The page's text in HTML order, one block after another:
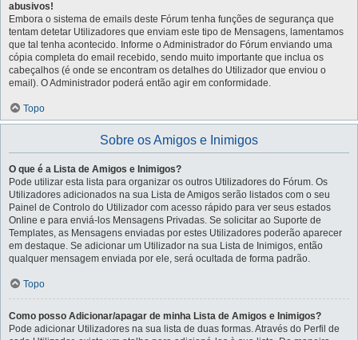
abusivos!
Embora o sistema de emails deste Fórum tenha funções de segurança que
tentam detetar Utilizadores que enviam este tipo de Mensagens, lamentamos
que tal tenha acontecido. Informe o Administrador do Fórum enviando uma
cópia completa do email recebido, sendo muito importante que inclua os
cabeçalhos (é onde se encontram os detalhes do Utilizador que enviou o
email). O Administrador poderá então agir em conformidade.
Topo
Sobre os Amigos e Inimigos
O que é a Lista de Amigos e Inimigos?
Pode utilizar esta lista para organizar os outros Utilizadores do Fórum. Os
Utilizadores adicionados na sua Lista de Amigos serão listados com o seu
Painel de Controlo do Utilizador com acesso rápido para ver seus estados
Online e para enviá-los Mensagens Privadas. Se solicitar ao Suporte de
Templates, as Mensagens enviadas por estes Utilizadores poderão aparecer
em destaque. Se adicionar um Utilizador na sua Lista de Inimigos, então
qualquer mensagem enviada por ele, será ocultada de forma padrão.
Topo
Como posso Adicionar/apagar de minha Lista de Amigos e Inimigos?
Pode adicionar Utilizadores na sua lista de duas formas. Através do Perfil de